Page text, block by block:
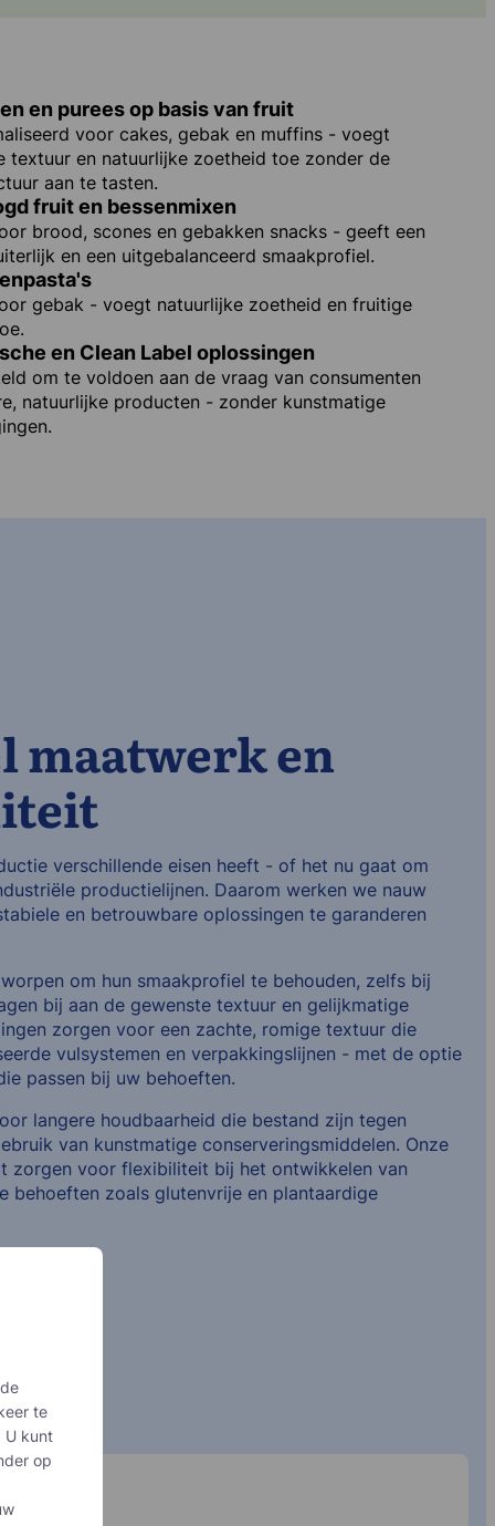
en purees op basis van fruit
voor cakes, gebak en muffins - voegt
textuur en natuurlijke zoetheid toe zonder de
aan te tasten.
fruit en bessenmixen
brood, scones en gebakken snacks - geeft een
en een uitgebalanceerd smaakprofiel.
gebak - voegt natuurlijke zoetheid en fruitige
en Clean Label oplossingen
om te voldoen aan de vraag van consumenten
natuurlijke producten - zonder kunstmatige
maatwerk en
verschillende eisen heeft - of het nu gaat om
productielijnen. Daarom werken we nauw
en betrouwbare oplossingen te garanderen
om hun smaakprofiel te behouden, zelfs bij
bij aan de gewenste textuur en gelijkmatige
zorgen voor een zachte, romige textuur die
vulsystemen en verpakkingslijnen - met de optie
passen bij uw behoeften.
langere houdbaarheid die bestand zijn tegen
van kunstmatige conserveringsmiddelen. Onze
zorgen voor flexibiliteit bij het ontwikkelen van
behoeften zoals glutenvrije en plantaardige
te
U kunt
op